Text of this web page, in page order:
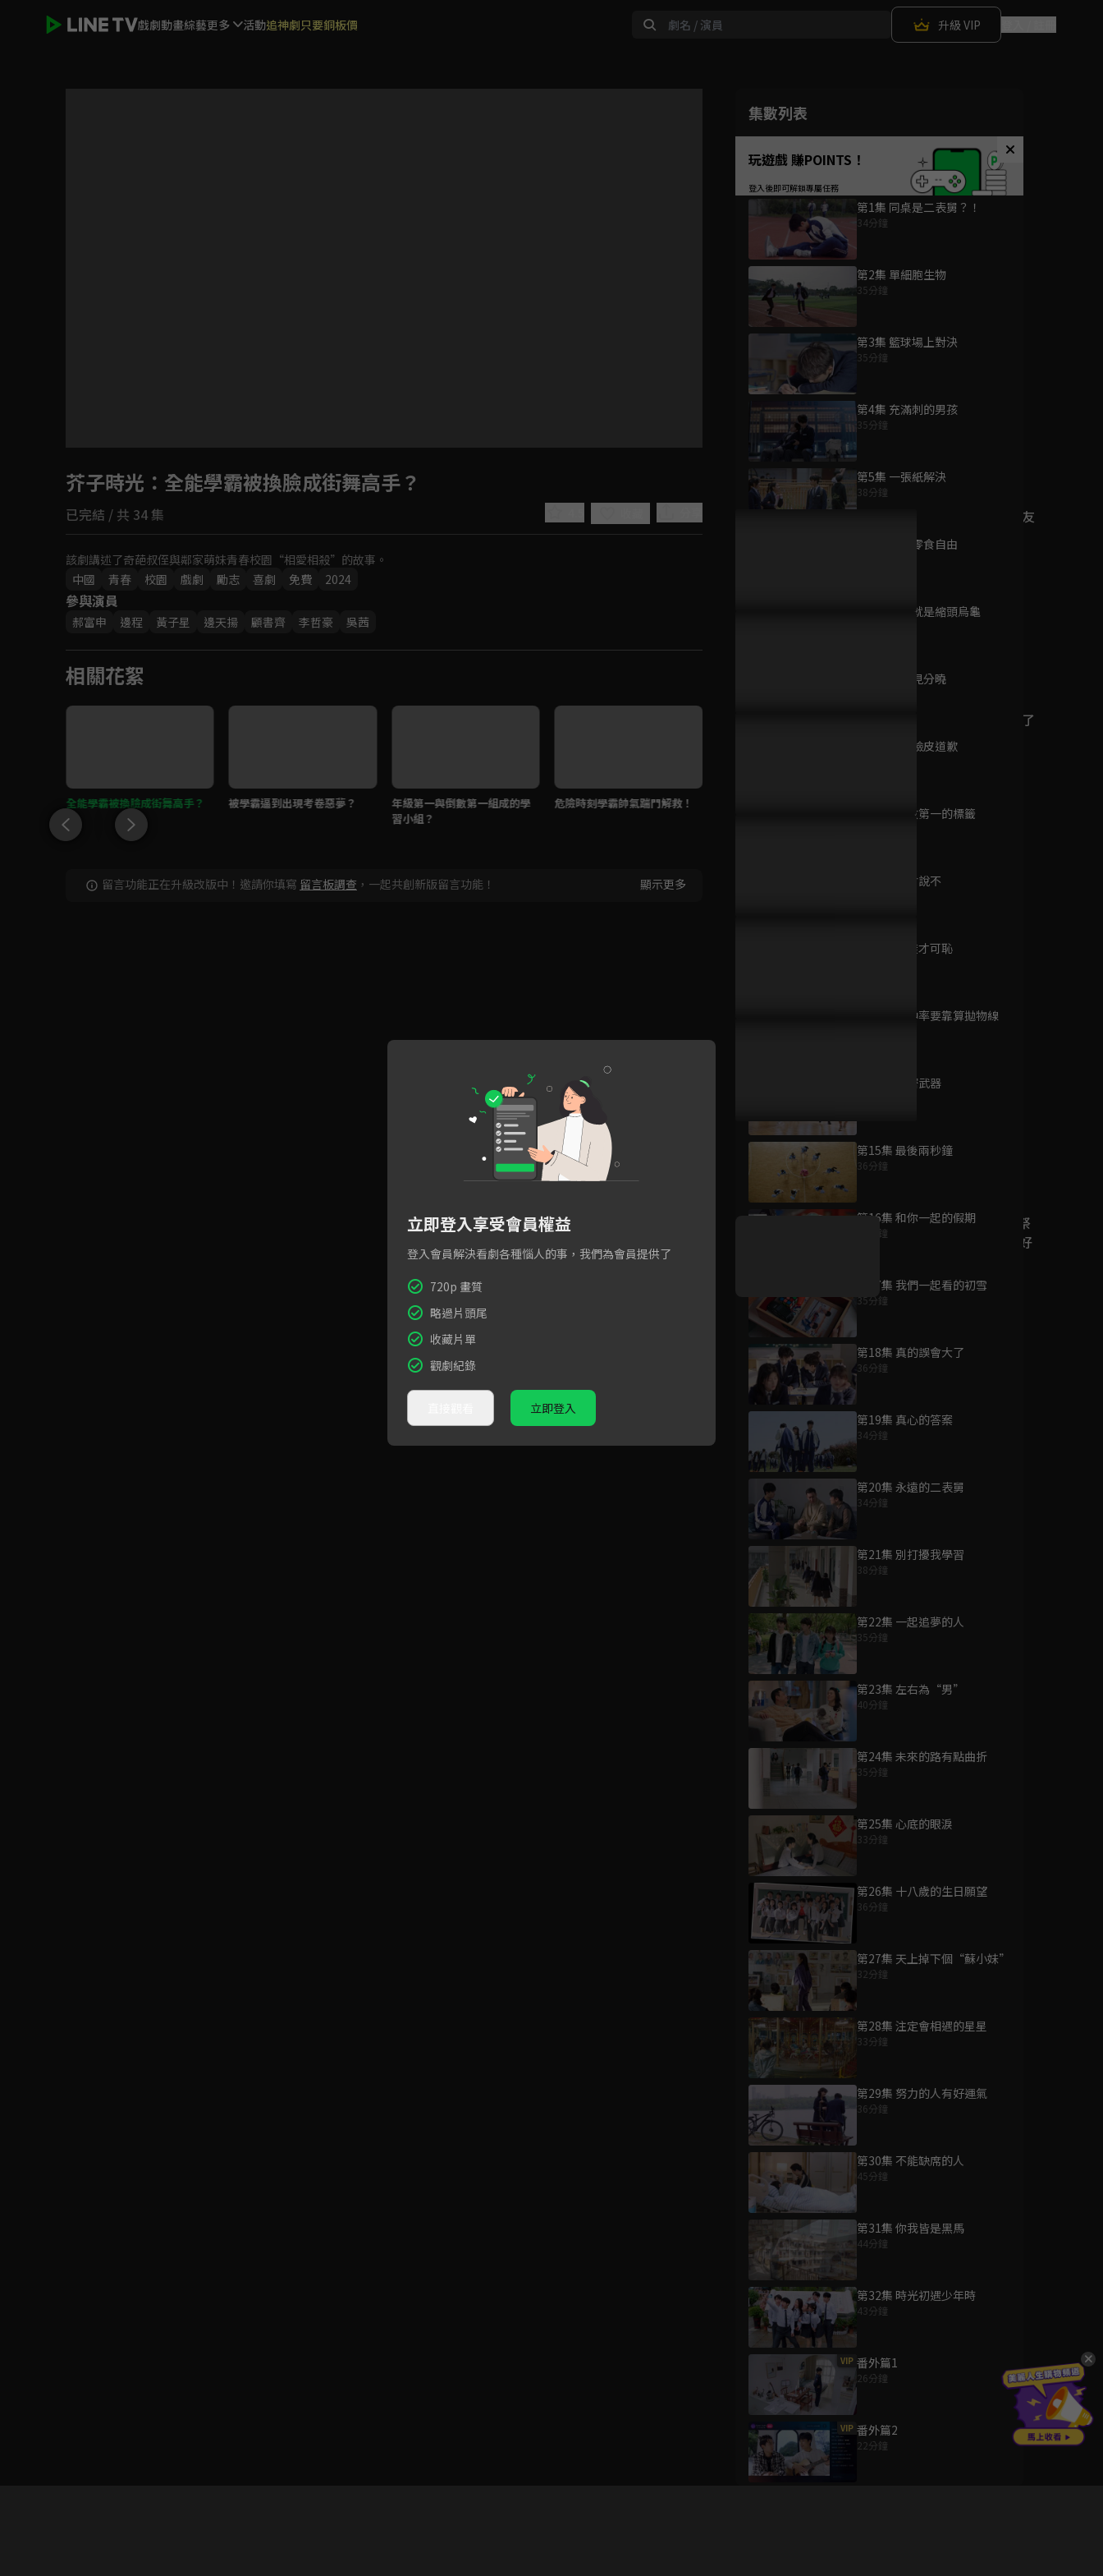
戲劇動畫綜藝更多 活動追神劇只要銅板價 升級 VIP
Play
集數列表
玩遊戲 賺POINTS！
第1集 同桌是二表舅？！
34分鐘
第2集 單細胞生物
35分鐘
第3集 籃球場上對決
35分鐘
第4集 充滿刺的男孩
35分鐘
第5集 一張紙解決
38分鐘
第6集 實現零食自由
第7集 退出就是縮頭烏龜
第8集 成績見分曉
第9集 厚著臉皮道歉
第10集 倒數第一的標籤
第11集 學會說不
第12集 逃避才可恥
第13集 命中率要靠算拋物線
第14集 秘密武器
第15集 最後兩秒鐘
36分鐘
第16集 和你一起的假期
39分鐘
第17集 我們一起看的初雪
35分鐘
第18集 真的誤會大了
36分鐘
第19集 真心的答案
34分鐘
第20集 永遠的二表舅
34分鐘
第21集 別打擾我學習
38分鐘
第22集 一起追夢的人
35分鐘
第23集 左右為“男”
40分鐘
第24集 未來的路有點曲折
35分鐘
第25集 心底的眼淚
33分鐘
第26集 十八歲的生日願望
36分鐘
第27集 天上掉下個“蘇小妹”
32分鐘
第28集 注定會相遇的星星
33分鐘
第29集 努力的人有好運氣
36分鐘
第30集 不能缺席的人
45分鐘
第31集 你我皆是黑馬
44分鐘
第32集 時光初遇少年時
43分鐘
VIP 番外篇1
26分鐘
VIP 番外篇2
22分鐘
芥子時光 ：全能學霸被換臉成街舞高手？
已完結 / 共 34 集
該劇講述了奇葩叔侄與鄰家萌妹青春校園“相愛相殺”的故事。
中國
青春 校園 戲劇 勵志 喜劇 免費 2024
參與演員
郝富申 邊程 黃子星 邊天揚 顧書齊 李哲豪 吳茜
相關花絮
全能學霸被換臉成街舞高手？ 被學霸逼到出現考卷惡夢？
年級第一與倒數第一組成的學
習小組？
危險時刻學霸帥氣踹門解救！
留言功能正在升級改版中！邀請你填寫 留言板調查 ，一起共創新版留言功能！ 顯示更多
為您推薦
我家隔壁的校草男友
橘子汽水
我的同桌又上熱搜了
已完結 / 共 30 集
瞧！你這小脾氣
已完結 / 共 95 集
其實不是初戀
好康資訊
7/21-8/20，盛夏追劇祭
升級VIP最優惠！獨家好
7月21日-8月20日
立即登入享受會員權益
登入會員解決看劇各種惱人的事，我們為會員提供了
720p 畫質
略過片頭尾
收藏片單
觀劇紀錄
立即登入